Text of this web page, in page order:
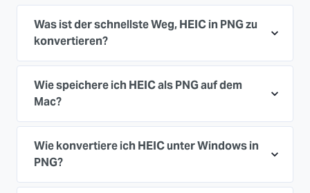
Was ist der schnellste Weg, HEIC in PNG zu
konvertieren?
Wie speichere ich HEIC als PNG auf dem
Mac?
Wie konvertiere ich HEIC unter Windows in
PNG?